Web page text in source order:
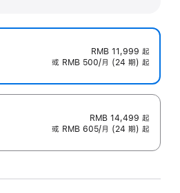
RMB 11,999 起
或 RMB 500/月 (24 期) 起
RMB 14,499 起
或 RMB 605/月 (24 期) 起